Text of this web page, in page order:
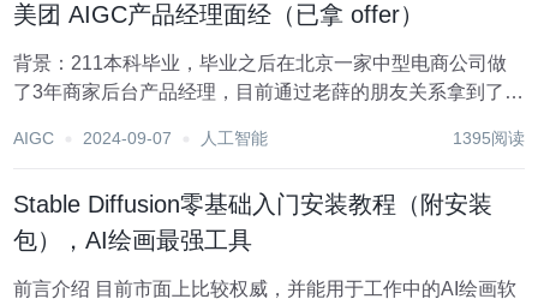
美团 AIGC产品经理面经（已拿 offer）
背景：211本科毕业，毕业之后在北京一家中型电商公司做
了3年商家后台产品经理，目前通过老薛的朋友关系拿到了美
AIGC产品面经-业务面 ?1、自我介绍（每次面试必问）。 ?
AIGC 2024-09-07 人工智能 1395阅读
Stable Diffusion零基础入门安装教程（附安装
包），AI绘画最强工具
前言介绍 目前市面上比较权威，并能用于工作中的AI绘画软